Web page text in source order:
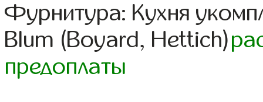
Фурнитура: Кухня
Blum (Boyard, Hettich)
предоплаты